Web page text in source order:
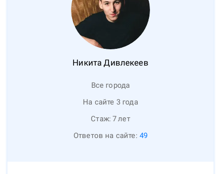
Никита Дивлекеев
Все города
На сайте 3 года
Стаж: 7лет
Ответов на сайте: 49